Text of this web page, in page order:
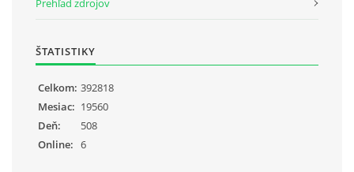
Prehľad zdrojov
ŠTATISTIKY
Online: 6
Celkom: 392818
Mesiac: 19560
Deň:
508